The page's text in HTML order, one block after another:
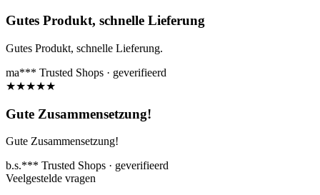
Gutes Produkt, schnelle Lieferung
Gutes Produkt, schnelle Lieferung.
ma*** Trusted Shops · geverifieerd
★★★★★
Gute Zusammensetzung!
Gute Zusammensetzung!
b.s.*** Trusted Shops · geverifieerd
Veelgestelde vragen